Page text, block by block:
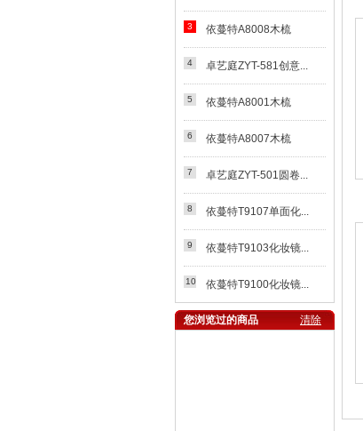
3 依蔓特A8008木梳
4 卓艺庭ZYT-581创意...
5 依蔓特A8001木梳
6 依蔓特A8007木梳
7 卓艺庭ZYT-501圆卷...
8 依蔓特T9107单面化...
9 依蔓特T9103化妆镜...
10 依蔓特T9100化妆镜...
您浏览过的商品 清除